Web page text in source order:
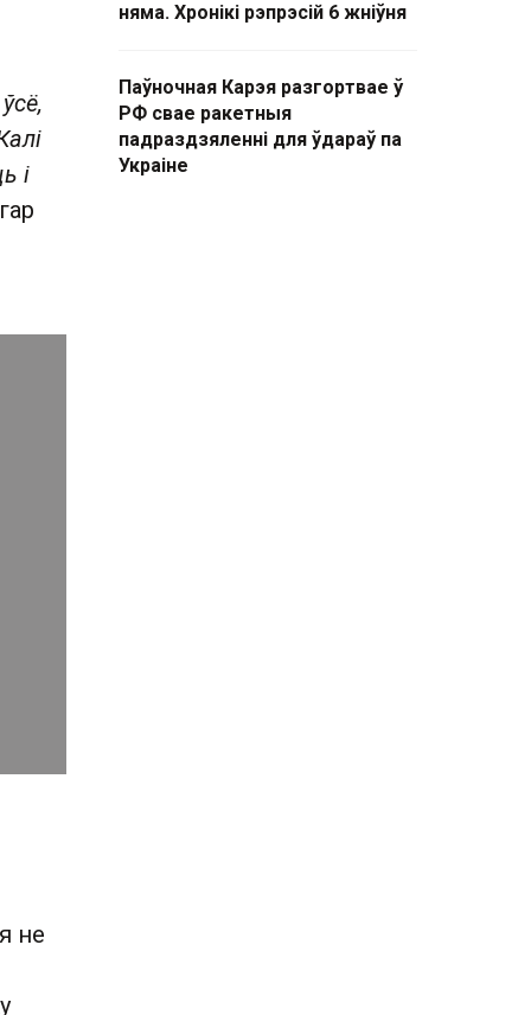
і
не
няма. Хронікі рэпрэсій 6 жніўня
Паўночная Карэя разгортвае ў
РФ свае ракетныя
падраздзяленні для ўдараў па
Украіне